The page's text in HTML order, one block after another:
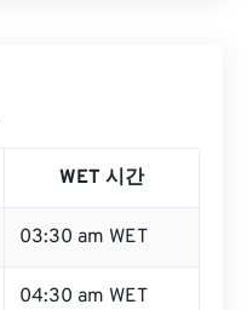
WET 시간
03:30 am WET
04:30 am WET